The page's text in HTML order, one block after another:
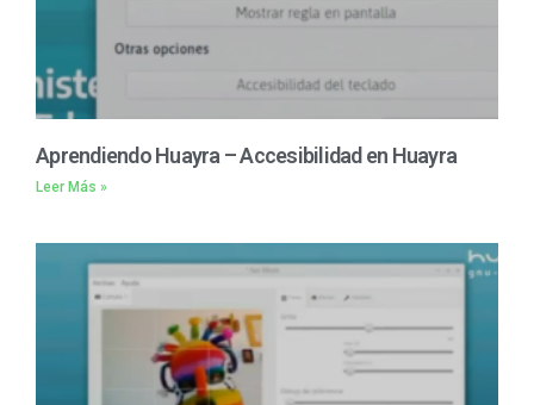
Aprendiendo Huayra – Accesibilidad en Huayra
Leer Más »